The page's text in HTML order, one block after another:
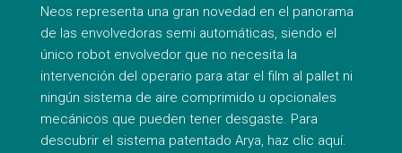
Neos representa una gran novedad en el panorama
de las envolvedoras semi automáticas, siendo el
único robot envolvedor que no necesita la
intervención del operario para atar el film al pallet ni
ningún sistema de aire comprimido u opcionales
mecánicos que pueden tener desgaste. Para
descubrir el sistema patentado Arya, haz clic aquí.